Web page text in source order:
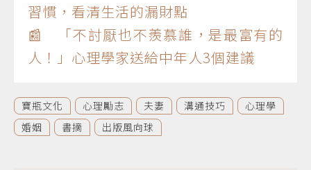
習慣，看清生活的漏財點
📰 「不討厭也不羨慕誰，是最富有的
人！」心理學家送給中年人3個建議
寶瓶文化 心理勵志 夫妻 溝通技巧
心理學
婚姻
書摘 出版風向球